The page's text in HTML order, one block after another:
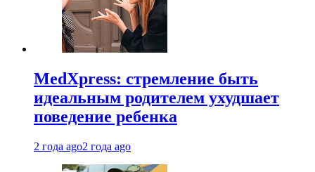
MedXpress: стремление быть
идеальным родителем ухудшает
поведение ребенка
2 года ago2 года ago